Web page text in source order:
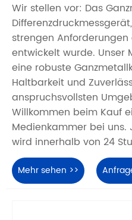
Wir stellen vor: Das
strengen Anforderungen
entwickelt wurde. Unser
eine robuste
Haltbarkeit und
anspruchsvollsten
Willkommen beim Kauf
Medienkammer bei uns.
wird innerhalb von 24
Mehr sehen >>